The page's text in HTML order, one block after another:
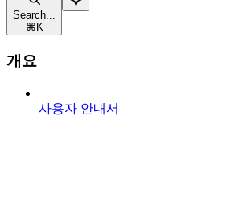
Search...
⌘ K
개요
사용자 안내서